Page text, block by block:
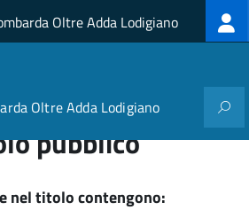
principale
Oltre Adda Lodigiano
Oltre Adda Lodigiano
pubblico
nel titolo contengono: